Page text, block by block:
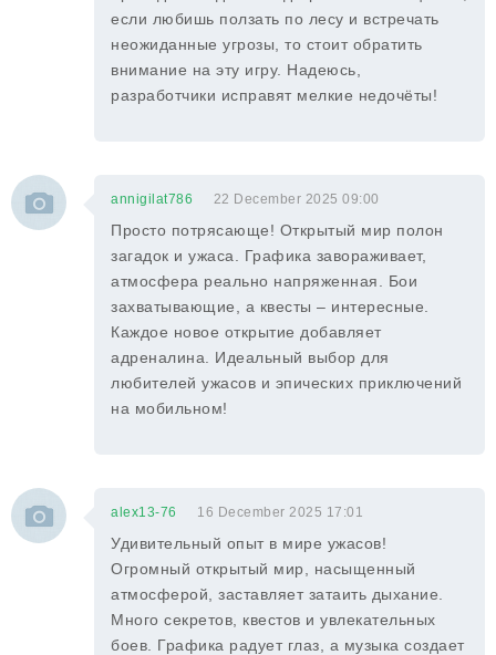
если любишь ползать по лесу и встречать
неожиданные угрозы, то стоит обратить
внимание на эту игру. Надеюсь,
разработчики исправят мелкие недочёты!
annigilat786 22 December 2025 09:00
Просто потрясающе! Открытый мир полон
загадок и ужаса. Графика завораживает,
атмосфера реально напряженная. Бои
захватывающие, а квесты – интересные.
Каждое новое открытие добавляет
адреналина. Идеальный выбор для
любителей ужасов и эпических приключений
на мобильном!
alex13-76 16 December 2025 17:01
Удивительный опыт в мире ужасов!
Огромный открытый мир, насыщенный
атмосферой, заставляет затаить дыхание.
Много секретов, квестов и увлекательных
боев. Графика радует глаз, а музыка создает